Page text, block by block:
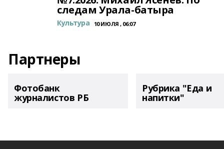
следам Урала-батыра
Культура 10 ИЮЛЯ , 06:07
Партнеры
Фотобанк
журналистов РБ
Рубрика "Еда и
напитки"